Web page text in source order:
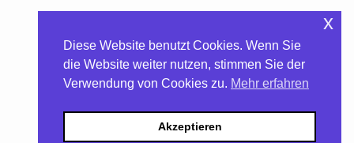
Biocontainer
Trinkwasserhärte
Satzung/Gebühren
Datenschutzerklärung
Impressum
Diese Website benutzt Cookies. Wenn Sie
die Website weiter nutzen, stimmen Sie der
Verwendung von Cookies zu. Mehr erfahren
Akzeptieren
x